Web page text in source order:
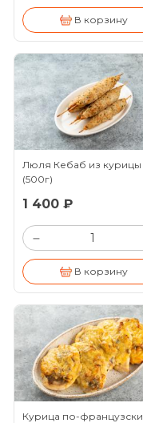
В корзину
Люля Кебаб из курицы
(500г)
1 400 ₽
–
В корзину
Курица по-французски